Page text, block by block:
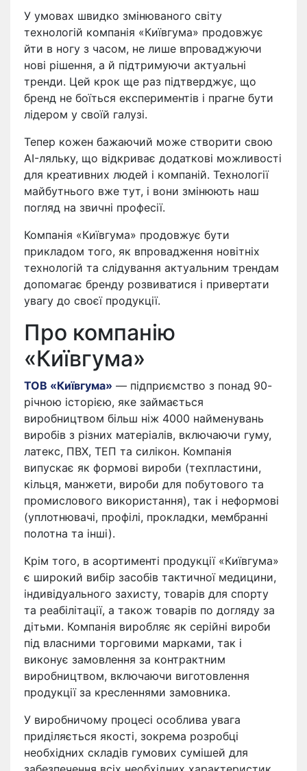
У умовах швидко змінюваного світу
технологій компанія «Київгума» продовжує
йти в ногу з часом, не лише впроваджуючи
нові рішення, а й підтримуючи актуальні
тренди. Цей крок ще раз підтверджує, що
бренд не боїться експериментів і прагне бути
лідером у своїй галузі.
Тепер кожен бажаючий може створити свою
AI-ляльку, що відкриває додаткові можливості
для креативних людей і компаній. Технології
майбутнього вже тут, і вони змінюють наш
погляд на звичні професії.
Компанія «Київгума» продовжує бути
прикладом того, як впровадження новітніх
технологій та слідування актуальним трендам
допомагає бренду розвиватися і привертати
увагу до своєї продукції.
Про компанію
«Київгума»
ТОВ «Київгума» — підприємство з понад 90-
річною історією, яке займається
виробництвом більш ніж 4000 найменувань
виробів з різних матеріалів, включаючи гуму,
латекс, ПВХ, ТЕП та силікон. Компанія
випускає як формові вироби (техпластини,
кільця, манжети, вироби для побутового та
промислового використання), так і неформові
(уплотнювачі, профілі, прокладки, мембранні
полотна та інші).
Крім того, в асортименті продукції «Київгума»
є широкий вибір засобів тактичної медицини,
індивідуального захисту, товарів для спорту
та реабілітації, а також товарів по догляду за
дітьми. Компанія виробляє як серійні вироби
під власними торговими марками, так і
виконує замовлення за контрактним
виробництвом, включаючи виготовлення
продукції за кресленнями замовника.
У виробничому процесі особлива увага
приділяється якості, зокрема розробці
необхідних складів гумових сумішей для